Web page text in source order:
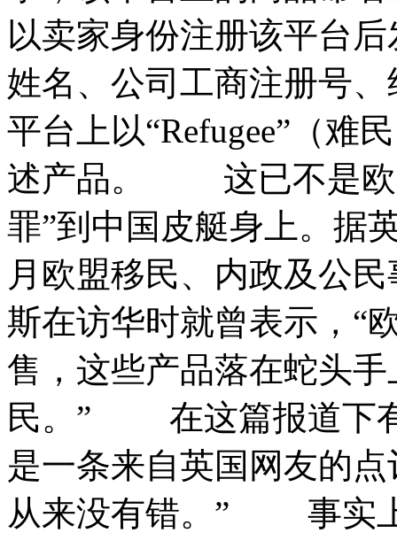
以卖家身份注册该平台
姓名、公司工商注册号
平台上以“Refugee”（难
述产品。 这已不是欧
罪”到中国皮艇身上。据
月欧盟移民、内政及公
斯在访华时就曾表示，“
售，这些产品落在蛇头
民。” 在这篇报道下有
是一条来自英国网友的
从来没有错。” 事实上